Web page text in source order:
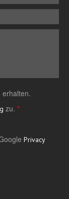
erhalten.
zu. *
Privacy